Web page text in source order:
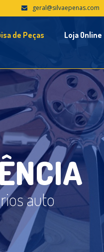
geral@silvaepenas.com
de Peças Loja Online
NCIA
auto